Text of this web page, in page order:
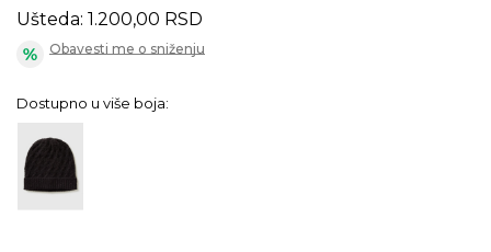
Ušteda: 1.200,00 RSD
Obavesti me o sniženju
Dostupno u više boja: